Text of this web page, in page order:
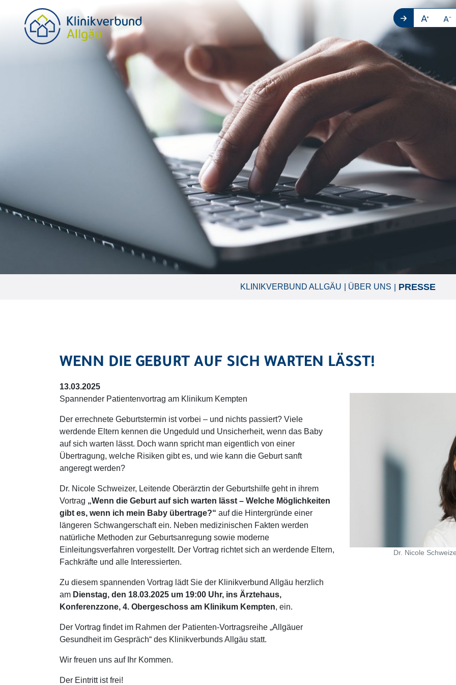
KLINIKVERBUND ALLGÄU ÜBER UNS PRESSE
WENN DIE GEBURT AUF SICH WARTEN LÄSST!
13.03.2025
Spannender Patientenvortrag am Klinikum Kempten
Der errechnete Geburtstermin ist vorbei – und nichts passiert? Viele
werdende Eltern kennen die Ungeduld und Unsicherheit, wenn das Baby
auf sich warten lässt. Doch wann spricht man eigentlich von einer
Übertragung, welche Risiken gibt es, und wie kann die Geburt sanft
angeregt werden?
Dr. Nicole Schweizer, Leitende Oberärztin der Geburtshilfe geht in ihrem
Vortrag „Wenn die Geburt auf sich warten lässt – Welche Möglichkeiten
gibt es, wenn ich mein Baby übertrage?“ auf die Hintergründe einer
längeren Schwangerschaft ein. Neben medizinischen Fakten werden
natürliche Methoden zur Geburtsanregung sowie moderne
Einleitungsverfahren vorgestellt. Der Vortrag richtet sich an werdende Eltern,
Fachkräfte und alle Interessierten.
Zu diesem spannenden Vortrag lädt Sie der Klinikverbund Allgäu herzlich
am Dienstag, den 18.03.2025 um 19:00 Uhr, ins Ärztehaus,
Konferenzzone, 4. Obergeschoss am Klinikum Kempten, ein.
Der Vortrag findet im Rahmen der Patienten-Vortragsreihe „Allgäuer
Gesundheit im Gespräch“ des Klinikverbunds Allgäu statt.
Wir freuen uns auf Ihr Kommen.
Der Eintritt ist frei!
Dr. Nicole